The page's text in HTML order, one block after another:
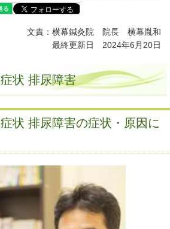
文責：横幕鍼灸院 院長 横幕胤和
最終更新日 2024年6月20日
状 排尿障害
状 排尿障害の症状・原因に